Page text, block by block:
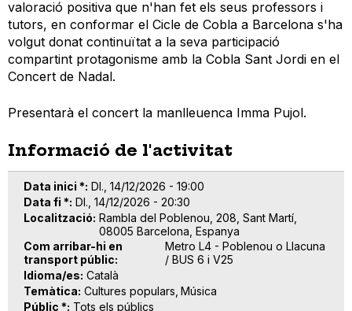
valoració positiva que n'han fet els seus professors i
tutors, en conformar el Cicle de Cobla a Barcelona s'ha
volgut donat continuïtat a la seva participació
compartint protagonisme amb la Cobla Sant Jordi en el
Concert de Nadal.
Presentarà el concert la manlleuenca Imma Pujol.
Informació de l'activitat
Data inici * Dl., 14/12/2026 - 19:00
Data fi * Dl., 14/12/2026 - 20:30
Localització Rambla del Poblenou, 208, Sant Martí,
08005 Barcelona, Espanya
Com arribar-hi en
transport públic
Metro L4 - Poblenou o Llacuna
/ BUS 6 i V25
Idioma/es Català
Temàtica Cultures populars Música
Públic * Tots els públics